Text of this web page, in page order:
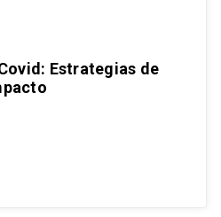
Estrategias de